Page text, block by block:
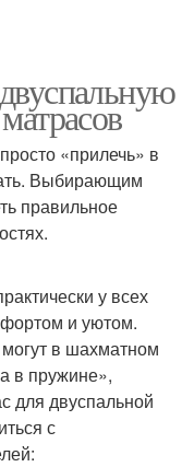
«прилечь» в
Выбирающим
правильное
у всех
и уютом.
в шахматном
в пружине»,
для двуспальной
с